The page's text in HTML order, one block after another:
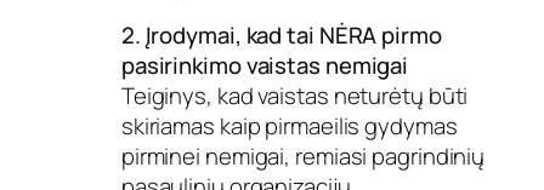
2. Įrodymai, kad tai NĖRA pirmo
pasirinkimo vaistas nemigai
Teiginys, kad vaistas neturėtų būti
skiriamas kaip pirmaeilis gydymas
pirminei nemigai, remiasi pagrindinių